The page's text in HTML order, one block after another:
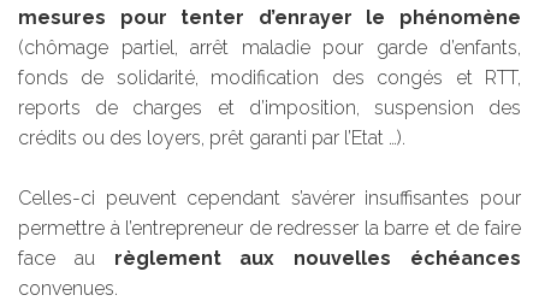
mesures pour tenter d’enrayer le phénomène
(chômage partiel, arrêt maladie pour garde d’enfants,
fonds de solidarité, modification des congés et RTT,
reports de charges et d’imposition, suspension des
crédits ou des loyers, prêt garanti par l’Etat …).
Celles-ci peuvent cependant s’avérer insuffisantes pour
permettre à l’entrepreneur de redresser la barre et de faire
face au règlement aux nouvelles échéances
convenues.